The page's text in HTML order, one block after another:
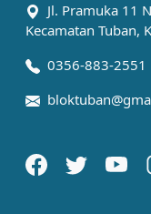
Jl. Pramuka 11
Kecamatan Tuban,
0356-883-2551